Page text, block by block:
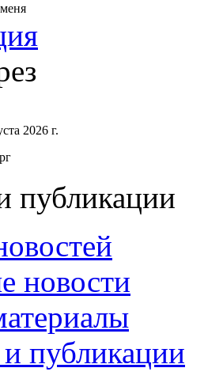
2026 г.
публикации
новости
публикации